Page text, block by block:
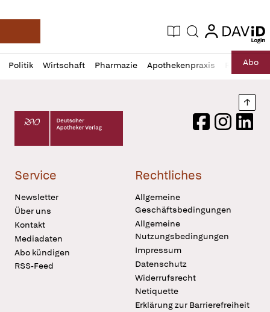
Deutsche Apotheker Zeitung
Aktuelle Ausgabe
Suche login
login
Politik Wirtschaft Pharmazie Apothekenpraxis RechtAbo
Profil
öffnen
Daz
Pur
Deutscher Apotheker Verlag Logo
FacebookInstagram
Service
Newsletter
Über uns
Kontakt
Mediadaten
Abo kündigen
RSS-Feed
Rechtliches
Allgemeine
Geschäftsbedingungen
Allgemeine
Nutzungsbedingungen
Impressum
Datenschutz
Widerrufsrecht
Netiquette
Erklärung zur Barrierefreiheit